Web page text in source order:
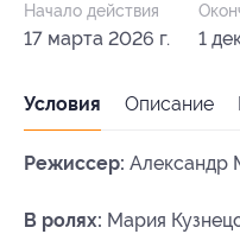
Начало действия
17 марта 2026 г. 1
Условия Описание
Режиссер: Александр
В ролях: Мария